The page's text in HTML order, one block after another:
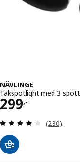
NÄVLINGE
Takspotlight med 3
299,-
Pris 299,-
(230)